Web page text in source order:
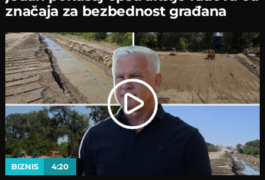
značaјa za bezbednost građana
BIZNIS 4:20